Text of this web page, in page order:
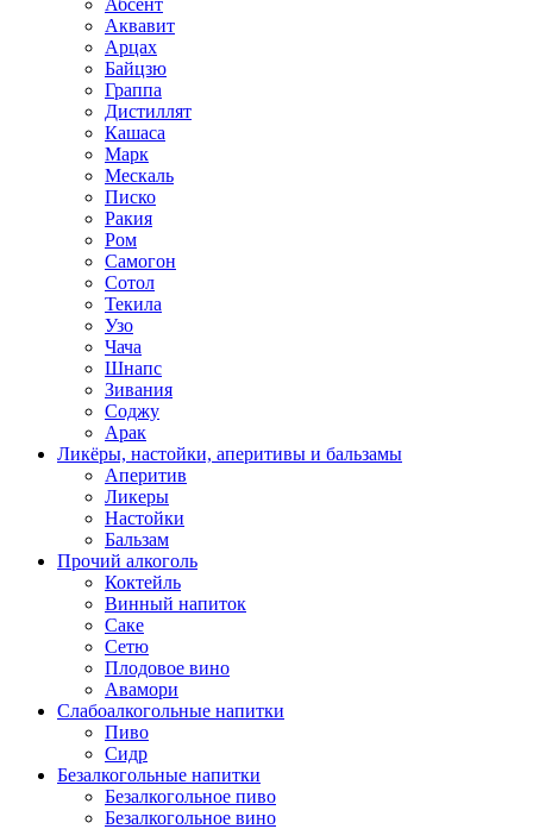
Абсент
Аквавит
Арцах
Байцзю
Граппа
Дистиллят
Кашаса
Марк
Мескаль
Писко
Ракия
Ром
Самогон
Сотол
Текила
Узо
Чача
Шнапс
Зивания
Соджу
Арак
Ликёры, настойки, аперитивы и бальзамы
Аперитив
Ликеры
Настойки
Бальзам
Прочий алкоголь
Коктейль
Винный напиток
Саке
Сетю
Плодовое вино
Авамори
Слабоалкогольные напитки
Пиво
Сидр
Безалкогольные напитки
Безалкогольное пиво
Безалкогольное вино